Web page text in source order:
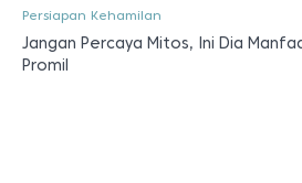
Persiapan Kehamilan
Jangan Percaya Mitos, Ini Dia
Promil